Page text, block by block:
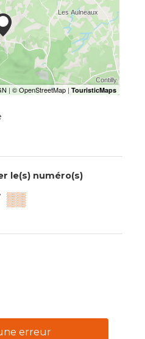
le(s) numéro(s)
▒▒
erreur